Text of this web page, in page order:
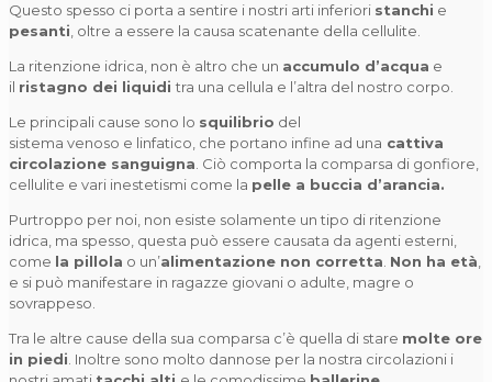
Questo spesso ci porta a sentire i nostri arti inferiori stanchi e
pesanti, oltre a essere la causa scatenante della cellulite.
La ritenzione idrica, non è altro che un accumulo d’acqua e
il ristagno dei liquidi tra una cellula e l’altra del nostro corpo.
Le principali cause sono lo squilibrio del
sistema venoso e linfatico, che portano infine ad una cattiva
circolazione sanguigna. Ciò comporta la comparsa di gonfiore,
cellulite e vari inestetismi come la pelle a buccia d’arancia.
Purtroppo per noi, non esiste solamente un tipo di ritenzione
idrica, ma spesso, questa può essere causata da agenti esterni,
come la pillola o un’alimentazione non corretta. Non ha età,
e si può manifestare in ragazze giovani o adulte, magre o
sovrappeso.
Tra le altre cause della sua comparsa c’è quella di stare molte ore
in piedi. Inoltre sono molto dannose per la nostra circolazioni i